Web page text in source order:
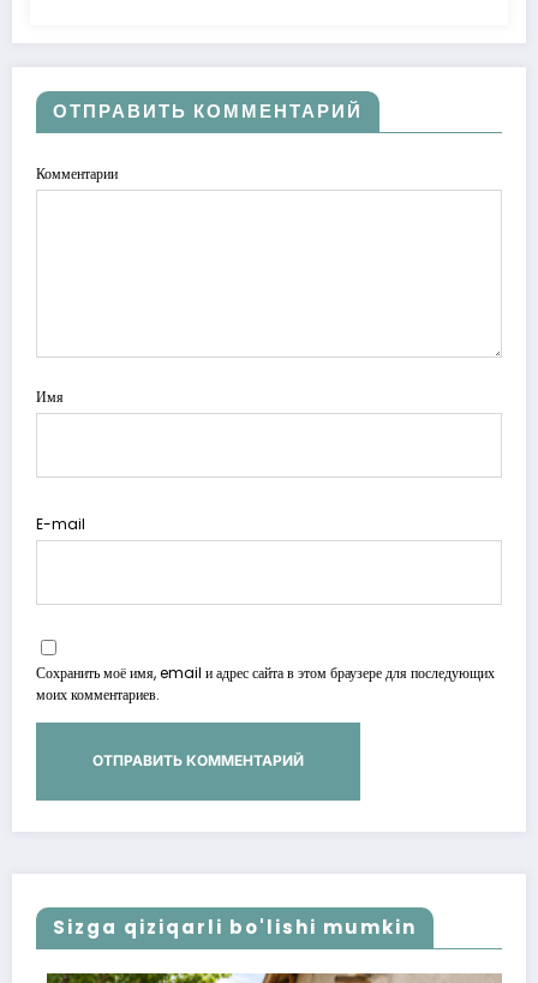
ОТПРАВИТЬ КОММЕНТАРИЙ
Комментарии
Имя
E-mail
Сохранить моё имя, email и адрес сайта в этом браузере для последующих
моих комментариев.
Sizga qiziqarli bo'lishi mumkin